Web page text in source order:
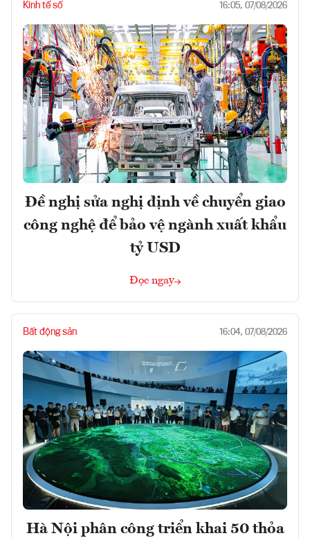
Kinh tế số 16:05, 07/08/2026
Đề nghị sửa nghị định về chuyển giao
công nghệ để bảo vệ ngành xuất khẩu
tỷ USD
Đọc ngay
Bất động sản 16:04, 07/08/2026
Hà Nội phân công triển khai 50 thỏa